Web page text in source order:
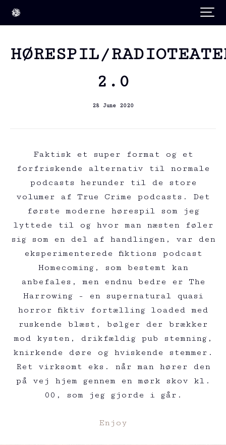
HØRESPIL/
2.0
28 June 2020
Faktisk et super format og et
forfriskende alternativ til normale
podcasts herunder til de store
volumer af True Crime podcasts. Det
første moderne hørespil som jeg
lyttede til og hvor man næsten føler
sig som en del af handlingen, var den
eksperimenterede fiktions podcast
Homecoming, som bestemt kan
anbefales, men endnu bedre er The
Harrowing - en supernatural quasi
horror fiktiv fortælling loaded med
ruskende blæst, bølger der brækker
mod kysten, drikfældig pub stemning,
knirkende døre og hviskende stemmer.
Ret virksomt eks. når man hører den
på vej hjem gennem en mørk skov kl.
00, som jeg gjorde i går.
Enjoy